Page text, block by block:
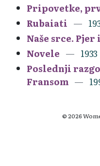
Pripovetke,
Rubaiati
Naše srce. Pjer
Novele
1933
Poslednji
Fransom
© 2026